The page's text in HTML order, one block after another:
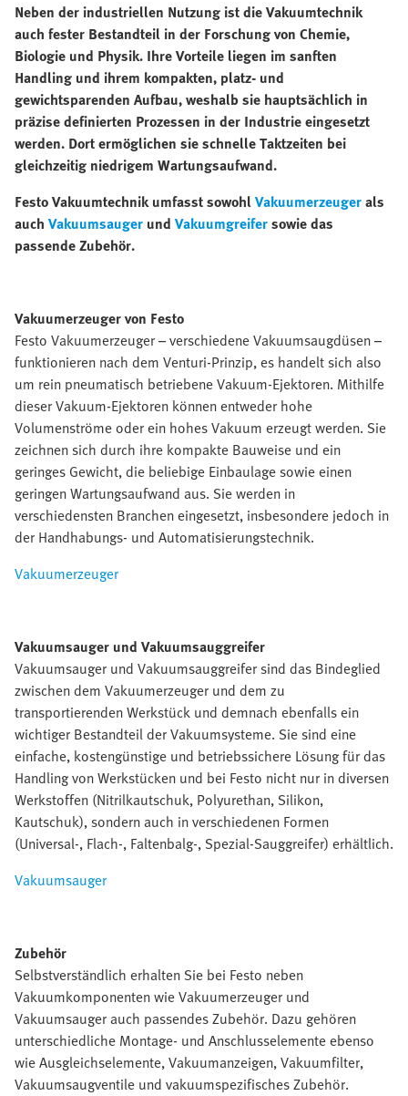
Neben der industriellen Nutzung ist die Vakuumtechnik
auch fester Bestandteil in der Forschung von Chemie,
Biologie und Physik. Ihre Vorteile liegen im sanften
Handling und ihrem kompakten, platz- und
gewichtsparenden Aufbau, weshalb sie hauptsächlich in
präzise definierten Prozessen in der Industrie eingesetzt
werden. Dort ermöglichen sie schnelle Taktzeiten bei
gleichzeitig niedrigem Wartungsaufwand.
Festo Vakuumtechnik umfasst sowohlVakuumerzeugerals
auch Vakuumsauger und Vakuumgreifersowie das
passende Zubehör.
Vakuumerzeuger von Festo
Festo Vakuumerzeuger – verschiedene Vakuumsaugdüsen –
funktionieren nach dem Venturi-Prinzip, es handelt sich also
um rein pneumatisch betriebene Vakuum-Ejektoren. Mithilfe
dieser Vakuum-Ejektoren können entweder hohe
Volumenströme oder ein hohes Vakuum erzeugt werden. Sie
zeichnen sich durch ihre kompakte Bauweise und ein
geringes Gewicht, die beliebige Einbaulage sowie einen
geringen Wartungsaufwand aus. Sie werden in
verschiedensten Branchen eingesetzt, insbesondere jedoch in
der Handhabungs- und Automatisierungstechnik.
Vakuumerzeuger
Vakuumsauger und Vakuumsauggreifer
Vakuumsauger und Vakuumsauggreifer sind das Bindeglied
zwischen dem Vakuumerzeuger und dem zu
transportierenden Werkstück und demnach ebenfalls ein
wichtiger Bestandteil der Vakuumsysteme. Sie sind eine
einfache, kostengünstige und betriebssichere Lösung für das
Handling von Werkstücken und bei Festo nicht nur in diversen
Werkstoffen (Nitrilkautschuk, Polyurethan, Silikon,
Kautschuk), sondern auch in verschiedenen Formen
(Universal-, Flach-, Faltenbalg-, Spezial-Sauggreifer) erhältlich.
Vakuumsauger
Zubehör
Selbstverständlich erhalten Sie bei Festo neben
Vakuumkomponenten wie Vakuumerzeuger und
Vakuumsauger auch passendes Zubehör. Dazu gehören
unterschiedliche Montage- und Anschlusselemente ebenso
wie Ausgleichselemente, Vakuumanzeigen, Vakuumfilter,
Vakuumsaugventile und vakuumspezifisches Zubehör.